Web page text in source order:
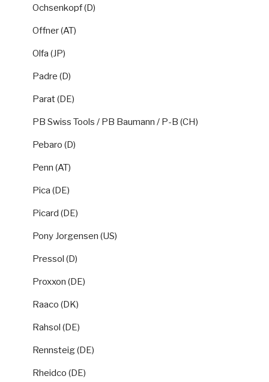
Ochsenkopf (D)
Offner (AT)
Olfa (JP)
Padre (D)
Parat (DE)
PB Swiss Tools / PB Baumann / P-B (CH)
Pebaro (D)
Penn (AT)
Pica (DE)
Picard (DE)
Pony Jorgensen (US)
Pressol (D)
Proxxon (DE)
Raaco (DK)
Rahsol (DE)
Rennsteig (DE)
Rheidco (DE)